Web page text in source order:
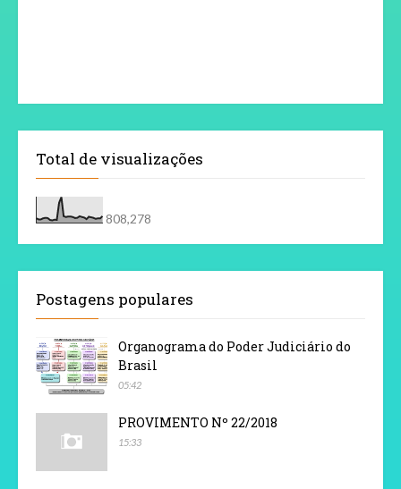
Total de visualizações
808,278
Postagens populares
Organograma do Poder Judiciário do
Brasil
05:42
PROVIMENTO Nº 22/2018
15:33